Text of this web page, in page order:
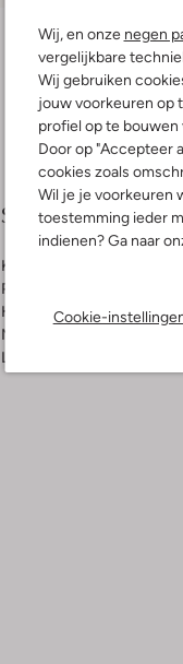
Wij, en onze negen
vergelijkbare
Wij gebruiken
jouw voorkeuren op
profiel op te
Door op "Accepteer
cookies zoals
Wil je je voorkeuren
toestemming ieder
indienen? Ga naar
Cookie-
Samenstelling &
Kleur:
Pasvorm:
Halslijn:Kraag
Mouwlengte:
Lengte: